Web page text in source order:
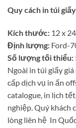
Quy cách in túi
Kích thước: 12 x
Định lượng: Ford-
Số lượng tối thiểu:
Ngoài in túi giấy
cấp dịch vụ in ấn
catalogue, in lịch
nghiệp. Quý khách
lòng liên hệ In